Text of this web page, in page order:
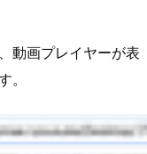
動画プレイヤーが表